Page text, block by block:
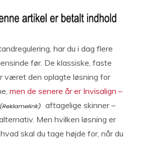
har du i dag flere
før. De klassiske, faste
været den oplagte løsning for
men de senere år er Invisalign –
aftagelige skinner –
Men hvilken løsning er
skal du tage højde for, når du